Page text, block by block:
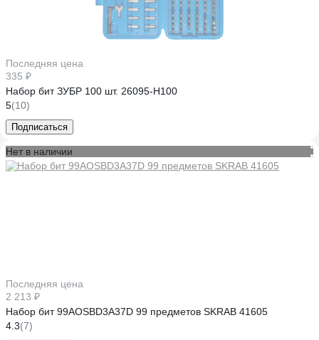
Последняя цена
335 ₽
Набор бит ЗУБР 100 шт. 26095-H100
5(10)
Подписаться
Нет в наличии
Последняя цена
2 213 ₽
Набор бит 99AOSBD3A37D 99 предметов SKRAB 41605
4.3(7)